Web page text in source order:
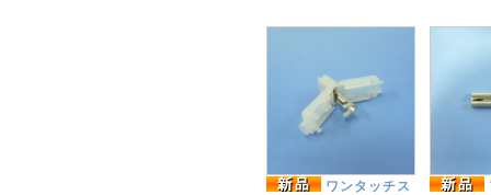
ワンタッチス